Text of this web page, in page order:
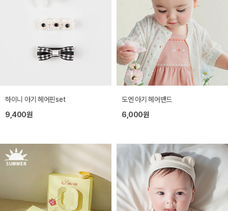
하이니 아기 헤어핀set
9,400원
도엔 아기 헤어밴드
6,000원